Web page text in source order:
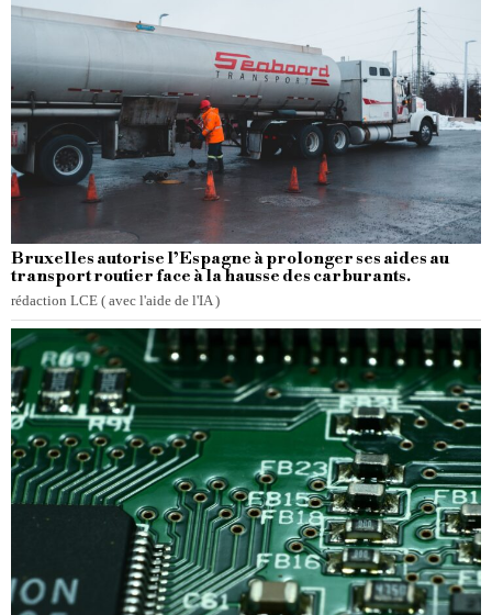
Bruxelles autorise l’Espagne à prolonger ses aides au
transport routier face à la hausse des carburants.
rédaction LCE ( avec l'aide de l'IA )